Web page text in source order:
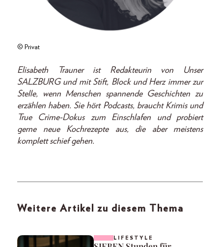
© Privat
Elisabeth Trauner ist Redakteurin von Unser
SALZBURG und mit Stift, Block und Herz immer zur
Stelle, wenn Menschen spannende Geschichten zu
erzählen haben. Sie hört Podcasts, braucht Krimis und
True Crime-Dokus zum Einschlafen und probiert
gerne neue Kochrezepte aus, die aber meistens
komplett schief gehen.
Weitere Artikel zu diesem Thema
LIFESTYLE